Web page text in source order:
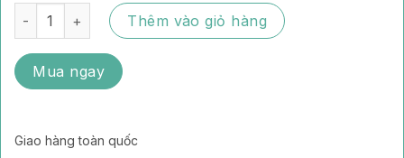
Gói tiết kiệm 4 - Yến chưng hạt chia số lượng
Thêm vào giỏ hàng
Mua ngay
Giao hàng toàn quốc